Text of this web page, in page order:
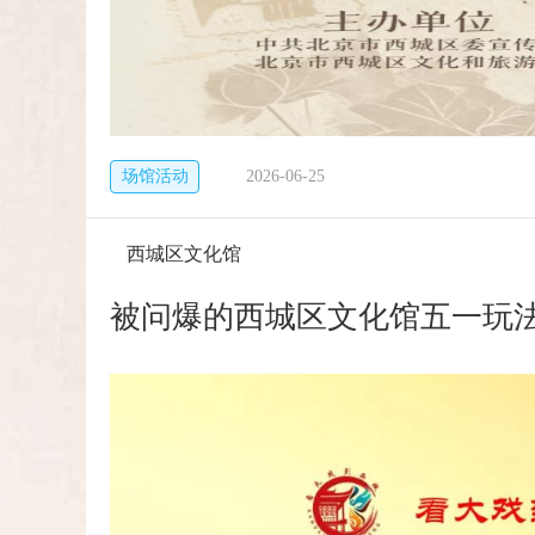
场馆活动 2026-06-25
西城区文化馆
被问爆的西城区文化馆五一玩